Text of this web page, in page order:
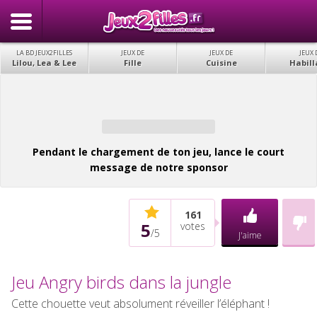
LA BD JEUX2FILLES
Lilou, Lea & Lee
JEUX DE
Fille
JEUX DE
Cuisine
JEUX
Pendant le chargement de ton jeu, lance le court
message de notre sponsor
5/5
161
votes
J'aime
Jeu Angry birds dans la jungle
Cette chouette veut absolument réveiller l’éléphant !